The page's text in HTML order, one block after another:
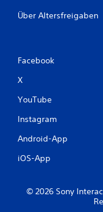
Über Altersfreigaben
Facebook
X
YouTube
Instagram
Android-App
iOS-App
© 2026 Sony